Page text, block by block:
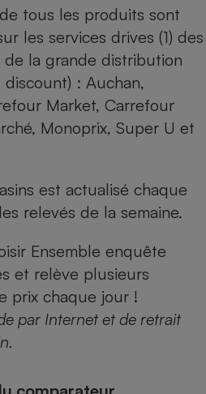
tous les produits sont
les services drives (1) des
de la grande distribution
discount) : Auchan,
Market, Carrefour
Monoprix, Super U et
est actualisé chaque
relevés de la semaine.
Ensemble enquête
et relève plusieurs
prix chaque jour !
par Internet et de retrait